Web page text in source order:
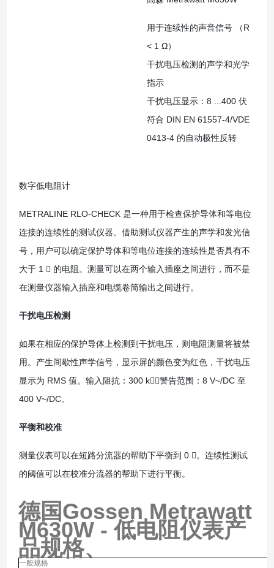
用于连续性的声音信号 （R
< 1 Ω）
干扰电压检测的声学和光学
指示
干扰电压显示：8 ...400 伏
符合 DIN EN 61557-4/VDE
0413-4 的自动极性反转
数字低电阻计
METRALINE RLO-CHECK 是一种用于检查保护导体和等电位
连接的连续性的测试仪器。借助测试仪器产生的声学和发光信
号，用户可以确定保护导体和等电位连接的连续性是否具有不
大于 1  的电阻。测量可以在两个输入插座之间进行，而不是
在测量仪器输入插座和电缆卷筒输出之间进行。
干扰电压检测
如果在相应的保护导体上检测到干扰电压，则电阻测量将被禁
用。产生间歇性声学信号，显示屏的颜色变为红色，干扰电压
显示为 RMS 值。输入阻抗：300 k，警告范围：8 V~/DC 至
400 V~/DC。
平衡和校准
测量仪表可以在短路分流器的帮助下平衡到 0 。连续性测试
的阈值可以在校准分流器的帮助下进行平衡。
德国Gossen Metrawatt
M630W - 低电阻仪表产
品规格、
一般规格